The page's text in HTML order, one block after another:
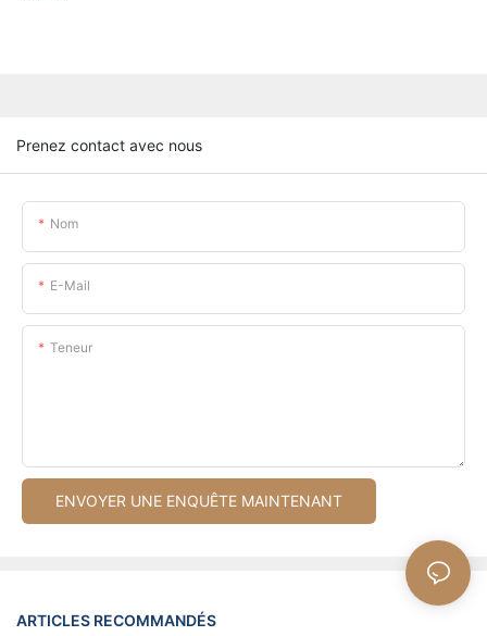
Prenez contact avec nous
Nom
E-Mail
Teneur
ENVOYER UNE ENQUÊTE MAINTENANT
ARTICLES RECOMMANDÉS